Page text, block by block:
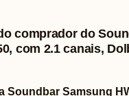
comprador do
com 2.1 canais,
Soundbar Samsung